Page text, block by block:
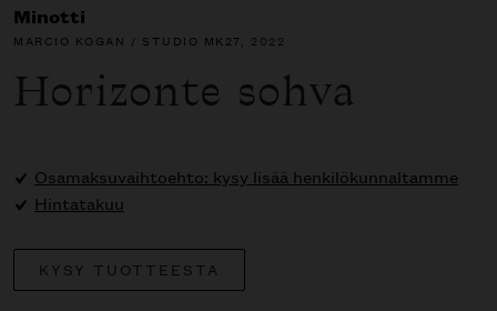
Minotti
MARCIO KOGAN / STUDIO MK27 , 2022
Horizonte sohva
Osamaksuvaihtoehto: kysy lisää henkilökunnaltamme
Hintatakuu
KYSY TUOTTEESTA